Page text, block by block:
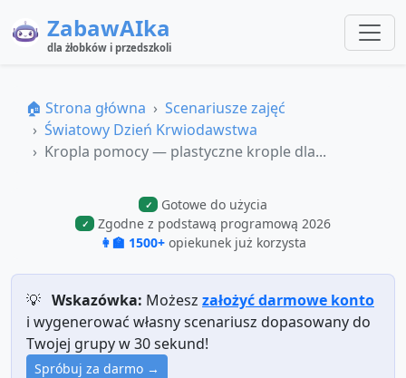
ZabawAIka
dla żłobków i przedszkoli
🏠 Strona główna
Scenariusze zajęć
Światowy Dzień Krwiodawstwa
Kropla pomocy — plastyczne krople dla...
✓ Gotowe do użycia
✓
Zgodne z podstawą programową 2026
👩‍🏫 1500+ opiekunek już korzysta
💡 Wskazówka: Możesz założyć darmowe konto
i wygenerować własny scenariusz dopasowany do
Twojej grupy w 30 sekund!
Spróbuj za darmo →